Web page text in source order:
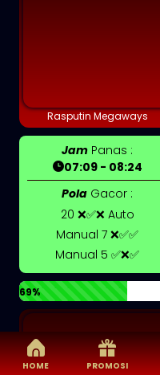
Rasputin Megaways
Jam Panas :
07:09 - 08:24
Pola Gacor :
20 ❌✅❌ Auto
Manual 7 ❌✅✅
Manual 5 ✅❌✅
69%
HOME PROMOSI